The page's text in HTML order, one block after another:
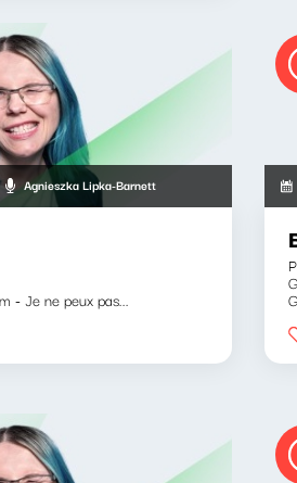
Agnieszka Lipka-Barnett
- Je ne peux pas...